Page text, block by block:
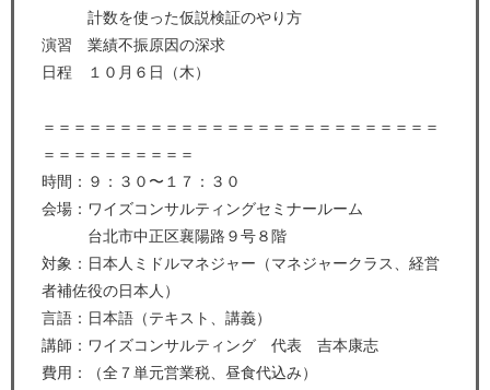
計数を使った仮説検証のやり方
演習 業績不振原因の深求
日程 １０月６日（木）
＝＝＝＝＝＝＝＝＝＝＝＝＝＝＝＝＝＝＝＝＝＝＝＝＝＝
＝＝＝＝＝＝＝＝＝＝
時間：９：３０〜１７：３０
会場：ワイズコンサルティングセミナールーム
台北市中正区襄陽路９号８階
対象：日本人ミドルマネジャー（マネジャークラス、経営
者補佐役の日本人）
言語：日本語（テキスト、講義）
講師：ワイズコンサルティング 代表 吉本康志
費用：（全７単元営業税、昼食代込み）